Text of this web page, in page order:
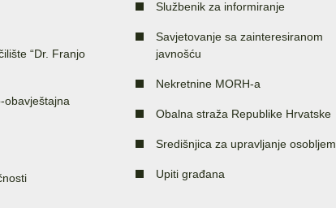
“Dr. Franjo
obavještajna
Službenik za informiranje
Savjetovanje sa zainteresiranom
javnošću
Nekretnine MORH-a
Obalna straža Republike Hrvatske
Središnjica za upravljanje osobljem
Upiti građana